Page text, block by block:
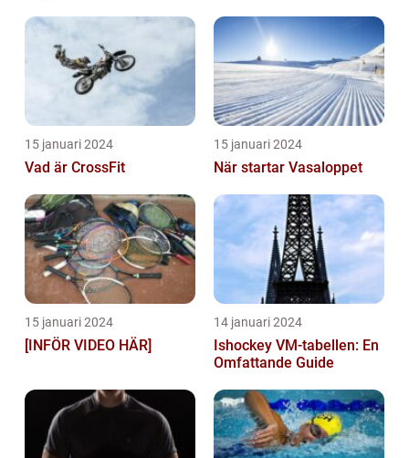
15 januari 2024
Vad är CrossFit
15 januari 2024
När startar Vasaloppet
15 januari 2024
[INFÖR VIDEO HÄR]
14 januari 2024
Ishockey VM-tabellen: En
Omfattande Guide